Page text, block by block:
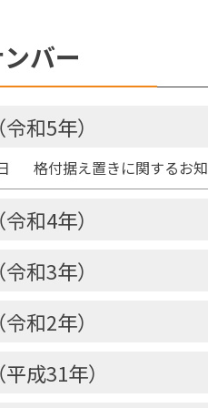
バー
和5年）
格付据え置きに関するお
和4年）
和3年）
和2年）
成31年）